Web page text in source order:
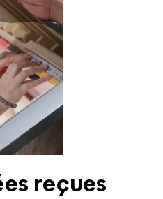
reçues